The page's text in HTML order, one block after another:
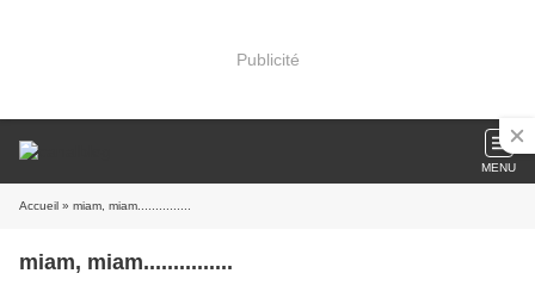
Publicité
MENU
Accueil » miam, miam...............
miam, miam...............